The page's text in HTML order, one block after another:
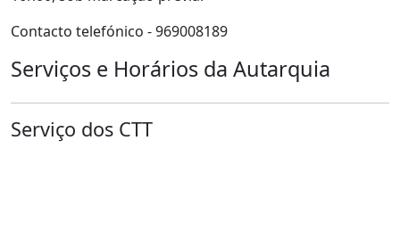
Contacto telefónico - 969008189
Serviços e Horários da Autarquia
Serviço dos CTT